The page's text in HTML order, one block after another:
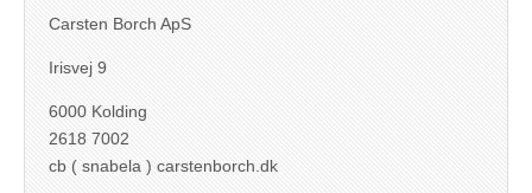
Carsten Borch ApS
Irisvej 9
6000 Kolding
2618 7002
cb ( snabela ) carstenborch.dk